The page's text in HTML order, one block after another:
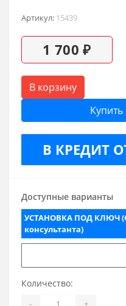
Артикул: 15439
1 700 ₽
В корзину
В КРЕДИТ
Доступные варианты
УСТАНОВКА ПОД КЛЮЧ
консультанта)
Количество:
- +